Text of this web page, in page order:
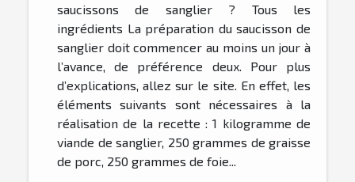
saucissons de sanglier ? Tous les
ingrédients La préparation du saucisson de
sanglier doit commencer au moins un jour à
l’avance, de préférence deux. Pour plus
d’explications, allez sur le site. En effet, les
éléments suivants sont nécessaires à la
réalisation de la recette : 1 kilogramme de
viande de sanglier, 250 grammes de graisse
de porc, 250 grammes de foie...